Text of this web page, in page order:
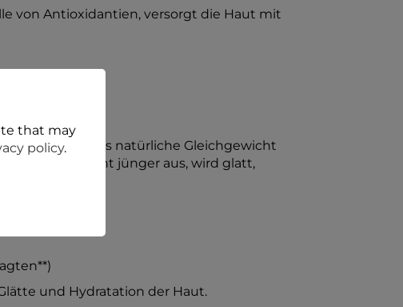
von Antioxidantien, versorgt die Haut mit
und stellt das natürliche Gleichgewicht
Die Haut sieht jünger aus, wird glatt,
und Hydratation der Haut.
that may
policy.